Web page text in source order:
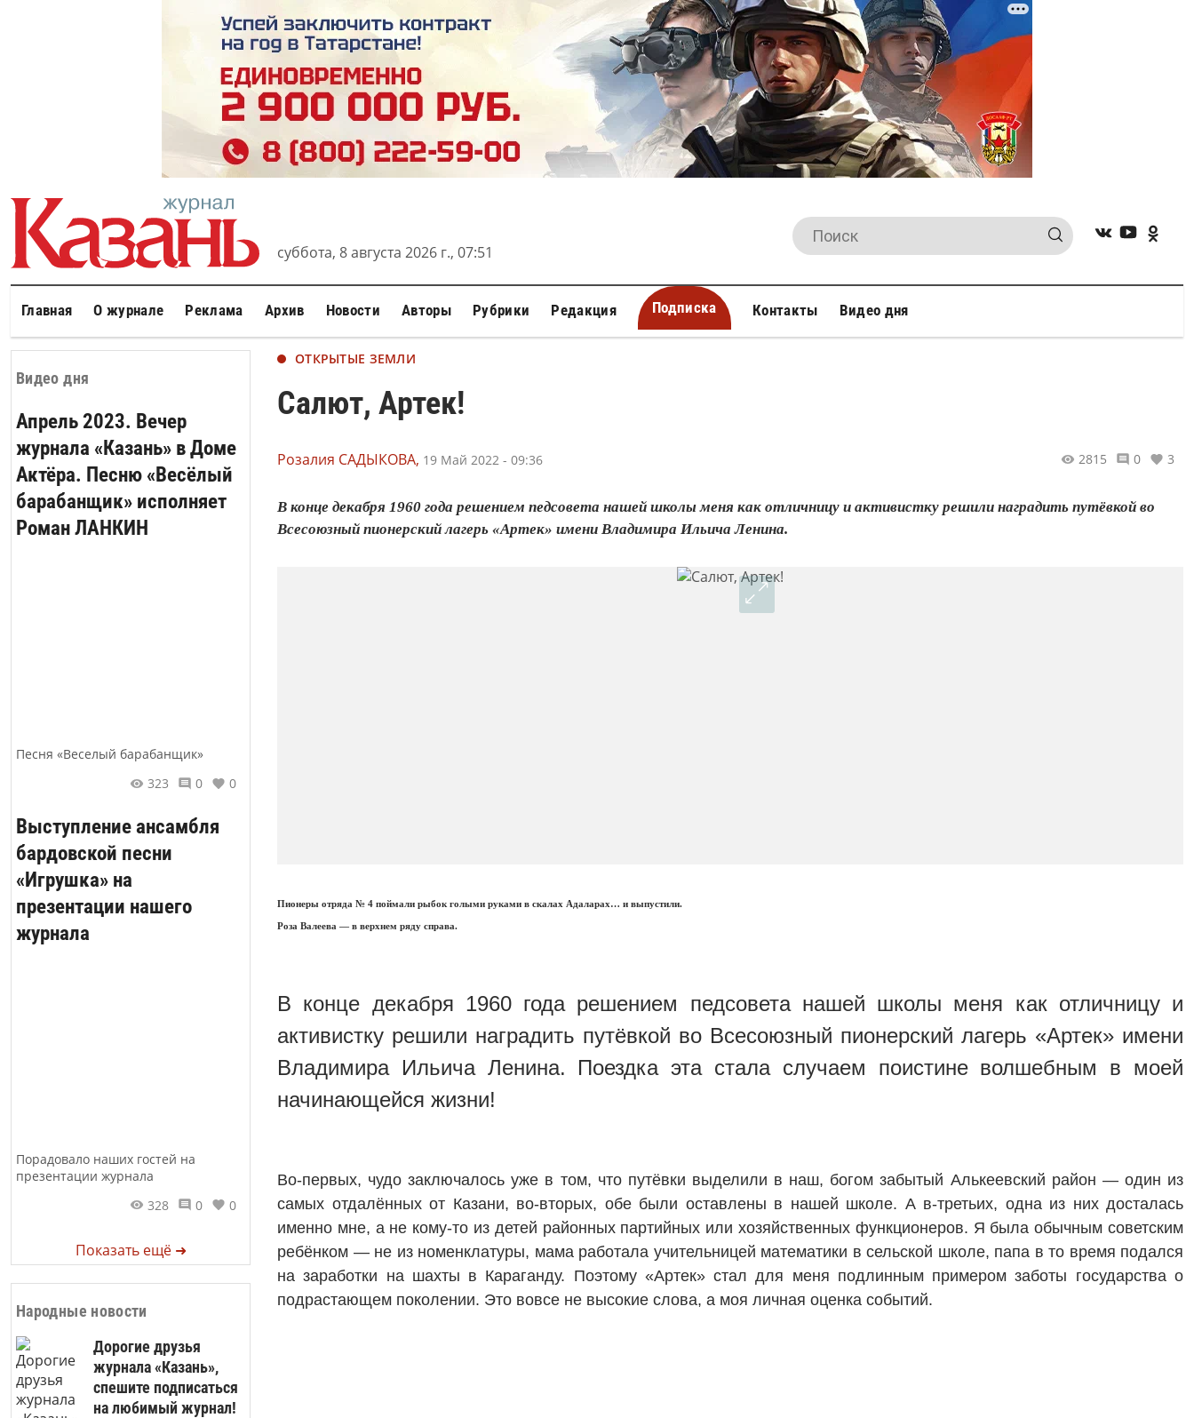
суббота, 8 августа 2026 г., 07:51
Главная О журнале Реклама Архив Новости Авторы Рубрики Редакция Подписка Контакты Видео дня
Видео дня
Апрель 2023. Вечер
журнала «Казань» в Доме
Актёра. Песню «Весёлый
барабанщик» исполняет
Роман ЛАНКИН
Песня «Веселый барабанщик»
323
0 0
Выступление ансамбля
бардовской песни
«Игрушка» на
презентации нашего
журнала
Порадовало наших гостей на
презентации журнала
328
0 0
Показать ещё ➜
Народные новости
Дорогие друзья
журнала «Казань»,
спешите подписаться
на любимый журнал!
ОТКРЫТЫЕ ЗЕМЛИ
Салют, Артек!
Розалия САДЫКОВА, 19 Май 2022 - 09:36 2815 0 3
В конце декабря 1960 года решением педсовета нашей школы меня как отличницу и активистку решили наградить путёвкой во
Всесоюзный пионерский лагерь «Артек» имени Владимира Ильича Ленина.
Пионеры отряда № 4 поймали рыбок голыми руками в скалах Адаларах… и выпустили.
Роза Валеева — в верхнем ряду справа.
В конце декабря 1960 года решением педсовета нашей школы меня как отличницу и
активистку решили наградить путёвкой во Всесоюзный пионерский лагерь «Артек» имени
Владимира Ильича Ленина. Поездка эта стала случаем поистине волшебным в моей
начинающейся жизни!
Во-первых, чудо заключалось уже в том, что путёвки выделили в наш, богом забытый Алькеевский район — один из
самых отдалённых от Казани, во-вторых, обе были оставлены в нашей школе. А в-третьих, одна из них досталась
именно мне, а не кому-то из детей районных партийных или хозяйственных функционеров. Я была обычным советским
ребёнком — не из номенклатуры, мама работала учительницей математики в сельской школе, папа в то время подался
на заработки на шахты в Караганду. Поэтому «Артек» стал для меня подлинным примером заботы государства о
подрастающем поколении. Это вовсе не высокие слова, а моя личная оценка событий.